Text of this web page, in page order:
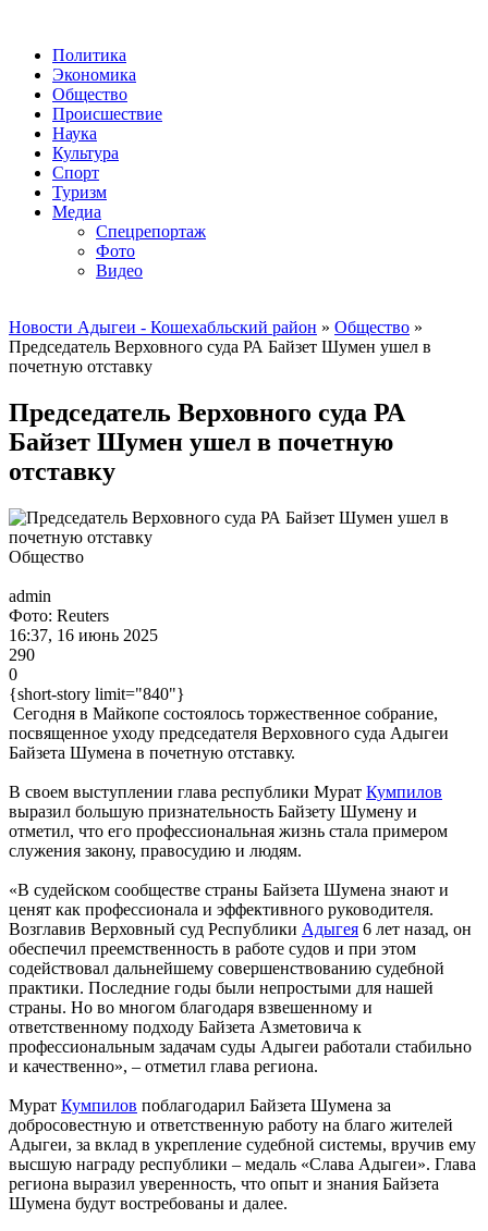
Политика
Экономика
Общество
Происшествие
Наука
Культура
Спорт
Туризм
Медиа
Спецрепортаж
Фото
Видео
Новости Адыгеи - Кошехабльский район » Общество »
Председатель Верховного суда РА Байзет Шумен ушел в
почетную отставку
Председатель Верховного суда РА
Байзет Шумен ушел в почетную
отставку
Общество
admin
Фото: Reuters
16:37, 16 июнь 2025
290
0
{short-story limit="840"}
Сегодня в Майкопе состоялось торжественное собрание,
посвященное уходу председателя Верховного суда Адыгеи
Байзета Шумена в почетную отставку.
В своем выступлении глава республики Мурат Кумпилов
выразил большую признательность Байзету Шумену и
отметил, что его профессиональная жизнь стала примером
служения закону, правосудию и людям.
«В судейском сообществе страны Байзета Шумена знают и
ценят как профессионала и эффективного руководителя.
Возглавив Верховный суд Республики Адыгея 6 лет назад, он
обеспечил преемственность в работе судов и при этом
содействовал дальнейшему совершенствованию судебной
практики. Последние годы были непростыми для нашей
страны. Но во многом благодаря взвешенному и
ответственному подходу Байзета Азметовича к
профессиональным задачам суды Адыгеи работали стабильно
и качественно», – отметил глава региона.
Мурат Кумпилов поблагодарил Байзета Шумена за
добросовестную и ответственную работу на благо жителей
Адыгеи, за вклад в укрепление судебной системы, вручив ему
высшую награду республики – медаль «Слава Адыгеи». Глава
региона выразил уверенность, что опыт и знания Байзета
Шумена будут востребованы и далее.